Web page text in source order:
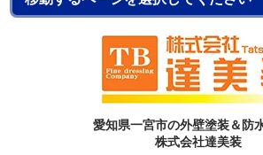
愛知県一宮市の外壁塗装＆防
株式会社達美装